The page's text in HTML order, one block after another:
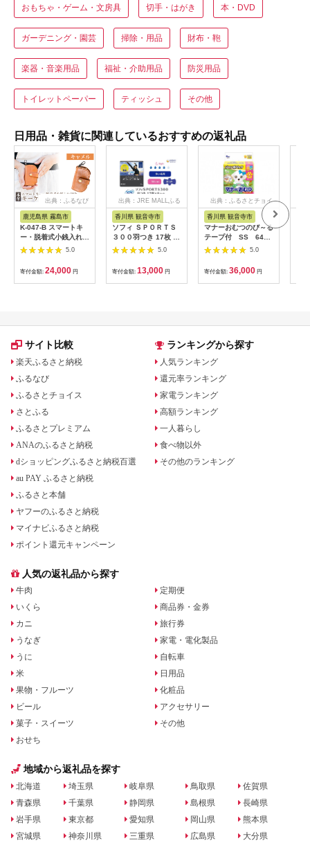
おもちゃ・ゲーム・文房具 切手・はがき 本・DVD
ガーデニング・園芸 掃除・用品 財布・鞄
楽器・音楽用品 福祉・介助用品 防災用品
トイレットペーパー ティッシュ その他
日用品・雑貨に関連しているおすすめの返礼品
出典：ふるなび
鹿児島県 霧島市
K-047-B スマートキ
ー・脱着式小銭入れ付
きキーケース＜キャメ
ル＞【m's】霧島市 革
革製品 牛革 本革 ヌメ
革 キーケース コイン
ケース 小銭入れ ハン
5.0
寄付金額: 24,000 円
出典：JRE MALLふる
さと納税
香川県 観音寺市
ソフィ ＳＰＯＲＴＳ
３００羽つき 17枚 ×8
日用品 生理用品 ナプ
キン ずれに強い スポ
ーツ用 ユニチャーム
5.0
寄付金額: 13,000 円
出典：ふるさとチョイ
香川県 観音寺市
マナーおむつのび～る
テープ付 SS 64枚
× 6袋
5.0
寄付金額: 36,000 円
サイト比較
楽天ふるさと納税
ふるなび
ふるさとチョイス
さとふる
ふるさとプレミアム
ANAのふるさと納税
dショッピングふるさと納税百選
au PAY ふるさと納税
ふるさと本舗
ヤフーのふるさと納税
マイナビふるさと納税
ポイント還元キャンペーン
ランキングから探す
人気ランキング
還元率ランキング
家電ランキング
高額ランキング
一人暮らし
食べ物以外
その他のランキング
人気の返礼品から探す
牛肉
いくら
カニ
うなぎ
うに
米
果物・フルーツ
ビール
菓子・スイーツ
おせち
定期便
商品券・金券
旅行券
家電・電化製品
自転車
日用品
化粧品
アクセサリー
その他
地域から返礼品を探す
北海道
青森県
岩手県
宮城県
埼玉県
千葉県
東京都
神奈川県
岐阜県
静岡県
愛知県
三重県
鳥取県
島根県
岡山県
広島県
佐賀県
長崎県
熊本県
大分県